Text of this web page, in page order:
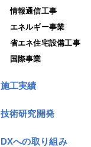
情報通信工事
エネルギー事業
省エネ住宅設備工事
国際事業
施工実績
技術研究開発
DXへの取り組み